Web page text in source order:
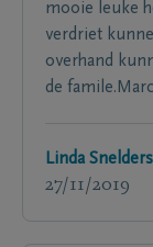
mooie leuke
verdriet
overhand
de
Linda Snelders
27/11/2019